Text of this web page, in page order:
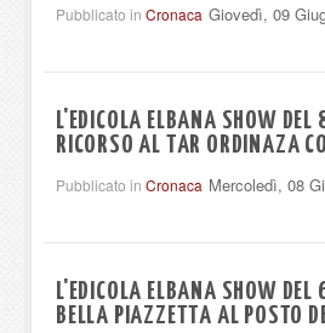
Pubblicato in Cronaca Giovedì, 09
L'EDICOLA ELBANA SHOW
RICORSO AL TAR ORDINAZA
Pubblicato in Cronaca Mercoledì, 08
L'EDICOLA ELBANA SHOW
BELLA PIAZZETTA AL POSTO